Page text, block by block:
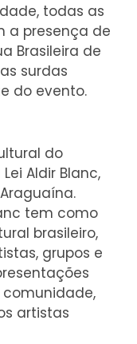
todas as
a presença de
Brasileira de
surdas
do evento.
do
Aldir Blanc,
tem como
brasileiro,
grupos e
artistas